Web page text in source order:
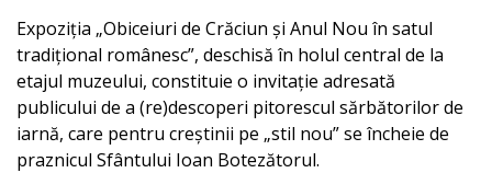
Expoziția „Obiceiuri de Crăciun și Anul Nou în satul
tradițional românesc”, deschisă în holul central de la
etajul muzeului, constituie o invitație adresată
publicului de a (re)descoperi pitorescul sărbătorilor de
iarnă, care pentru creștinii pe „stil nou” se încheie de
praznicul Sfântului Ioan Botezătorul.